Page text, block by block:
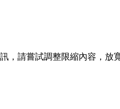
，請嘗試調整限縮內容，放